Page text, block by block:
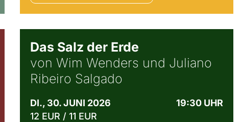
Das Salz der Erde
von Wim Wenders und Juliano
Ribeiro Salgado
DI., 30. JUNI 2026
19:30 UHR
12 EUR / 11 EUR